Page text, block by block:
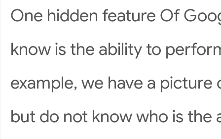
One hidden feature Of
know is the ability to
example, we have a
but do not know who is the